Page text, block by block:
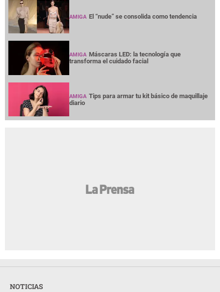
AMIGA El “nude” se consolida como tendencia
AMIGA Máscaras LED: la tecnología que
transforma el cuidado facial
AMIGA Tips para armar tu kit básico de maquillaje
diario
NOTICIAS